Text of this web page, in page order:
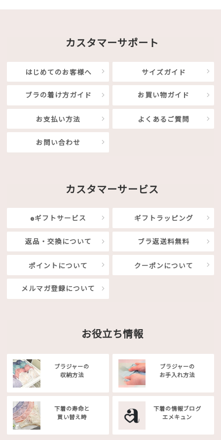
カスタマーサポート
はじめてのお客様へ サイズガイド
ブラの着け方ガイド お買い物ガイド
お支払い方法 よくあるご質問
お問い合わせ
カスタマーサービス
eギフトサービス ギフトラッピング
返品・交換について ブラ返送料無料
ポイントについて クーポンについて
メルマガ登録について
お役立ち情報
ブラジャーの
収納方法
ブラジャーの
お手入れ方法
下着の寿命と
買い替え時
下着の情報ブログ
エメキュン